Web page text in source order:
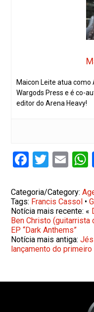
Maicon Leite atua como
Wargods Press e é co-
editor do Arena Heavy!
Facebook
Categoria/Category:
Tags: Francis Cassol •
Notícia mais recente: «
Ben Christo (guitarrista
EP “Dark Anthems”
Notícia mais antiga:
lançamento do